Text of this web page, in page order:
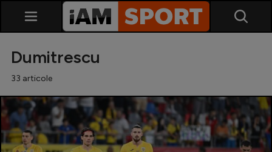
Dumitrescu
33 articole